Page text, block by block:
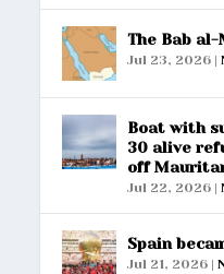
The Bab
Jul 23, 2026 |
Boat with
30 alive
off
Jul 22, 2026 |
Spain
Jul 21, 2026 |